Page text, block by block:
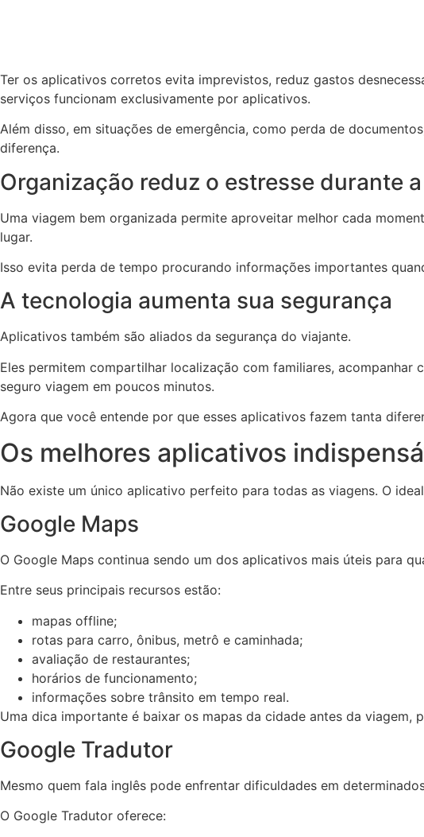
Ter os aplicativos corretos evita imprevistos, reduz gastos
serviços funcionam exclusivamente por aplicativos.
Além disso, em situações de emergência, como perda de
diferença.
Organização reduz o estresse durante
Uma viagem bem organizada permite aproveitar melhor cada
lugar.
Isso evita perda de tempo procurando informações importantes
A tecnologia aumenta sua segurança
Aplicativos também são aliados da segurança do viajante.
Eles permitem compartilhar localização com familiares,
seguro viagem em poucos minutos.
Agora que você entende por que esses aplicativos fazem tanta
Os melhores aplicativos
Não existe um único aplicativo perfeito para todas as viagens. O
Google Maps
O Google Maps continua sendo um dos aplicativos mais úteis para
Entre seus principais recursos estão:
mapas offline;
rotas para carro, ônibus, metrô e caminhada;
avaliação de restaurantes;
horários de funcionamento;
informações sobre trânsito em tempo real.
Uma dica importante é baixar os mapas da cidade antes da viagem,
Google Tradutor
Mesmo quem fala inglês pode enfrentar dificuldades em
O Google Tradutor oferece: